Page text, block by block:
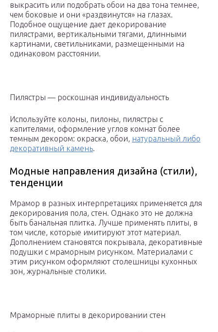
выкрасить или подобрать обои на два тона темнее,
чем боковые и они «раздвинутся» на глазах.
Подобное ощущение дает декорирование
пилястрами, вертикальными тягами, длинными
картинами, светильниками, размещенными на
одинаковом расстоянии.
Пилястры — роскошная индивидуальность
Используйте колоны, пилоны, пилястры с
капителями, оформление углов комнат более
темным декором: окраска, обои, натуральный либо
декоративный камень.
Модные направления дизайна (стили),
тенденции
Мрамор в разных интерпретациях применяется для
декорирования пола, стен. Однако это не должна
быть банальная плитка. Лучше применять плиты, в
том числе, которые имитируют этот материал.
Дополнением становятся покрывала, декоративные
подушки с мраморным рисунком. Материалами с
этим рисунком оформляют столешницы кухонных
зон, журнальные столики.
Мраморные плиты в декорировании стен